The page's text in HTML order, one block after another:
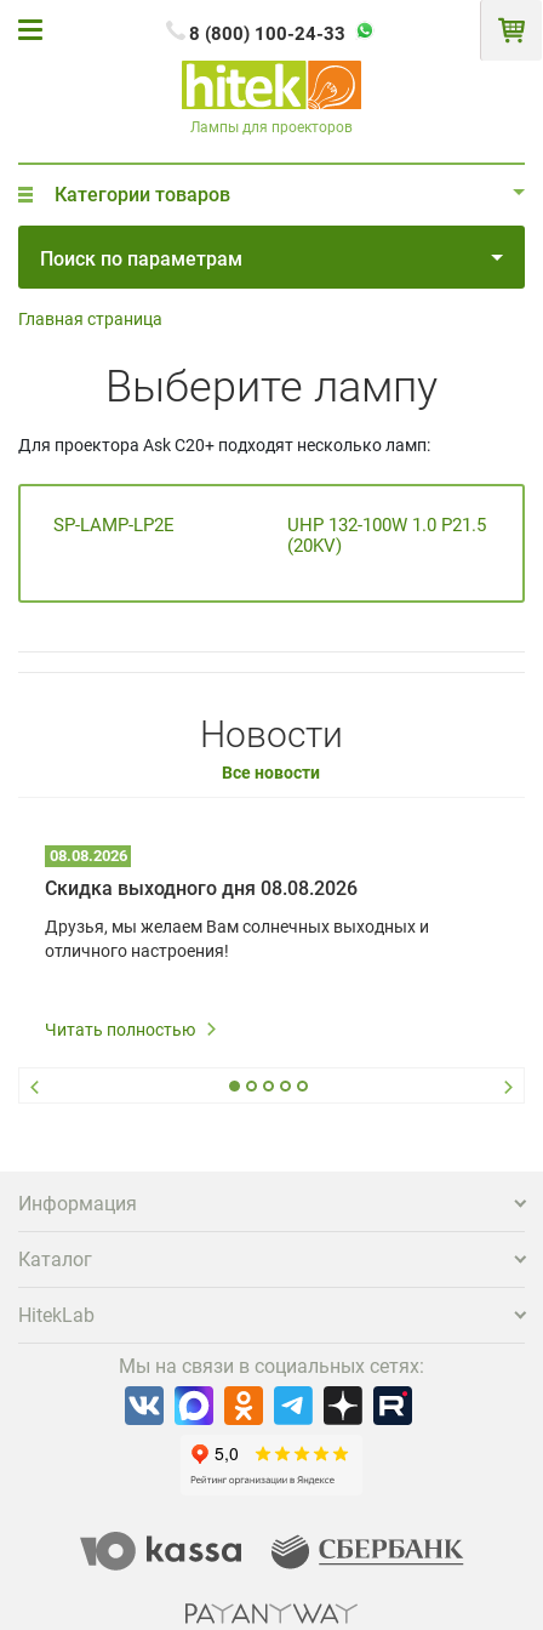
8 (800) 100-24-33
Лампы для проекторов
Категории товаров
Поиск по параметрам
Главная страница
Выберите лампу
Для проектора Ask C20+ подходят несколько ламп:
SP-LAMP-LP2E
UHP 132-100W 1.0 P21.5
(20KV)
Новости
Все новости
08.08.2026
Скидка выходного дня 08.08.2026
Друзья, мы желаем Вам солнечных выходных и
отличного настроения!
Читать полностью
Информация
Каталог
HitekLab
Мы на связи в социальных сетях: